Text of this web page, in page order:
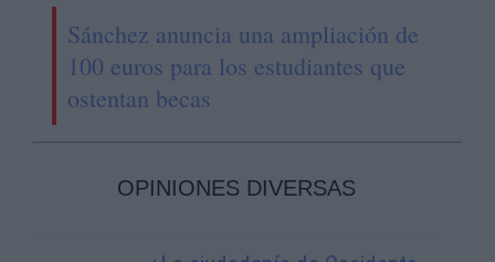
Sánchez anuncia una ampliación de
100 euros para los estudiantes que
ostentan becas
OPINIONES DIVERSAS